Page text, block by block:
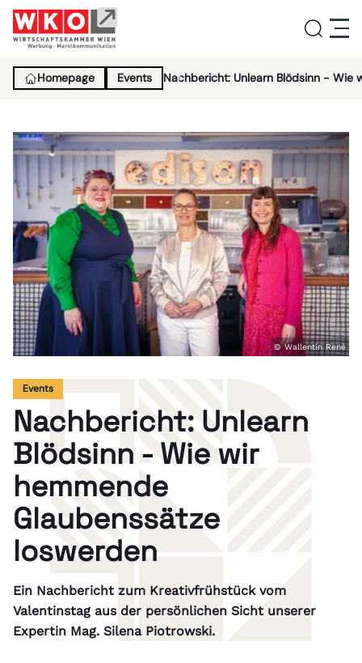
Aktivitäten
Über uns
Lehrlingsinitiative
News
Homepage Events Nachbericht: Unlearn Blödsinn - Wie
© Wallentin René
Events
Nachbericht: Unlearn
Blödsinn - Wie wir
hemmende
Glaubenssätze
loswerden
Ein Nachbericht zum Kreativfrühstück vom
Valentinstag aus der persönlichen Sicht unserer
Expertin Mag. Silena Piotrowski.